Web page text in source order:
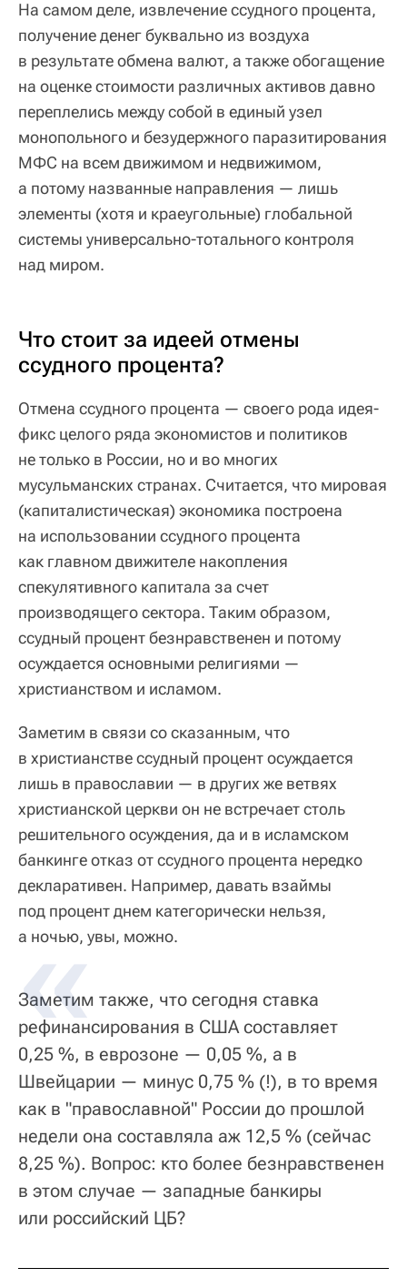
На самом деле, извлечение ссудного процента,
получение денег буквально из воздуха
в результате обмена валют, а также обогащение
на оценке стоимости различных активов давно
переплелись между собой в единый узел
монопольного и безудержного паразитирования
МФС на всем движимом и недвижимом,
а потому названные направления — лишь
элементы (хотя и краеугольные) глобальной
системы универсально-тотального контроля
над миром.
Что стоит за идеей отмены
ссудного процента?
Отмена ссудного процента — своего рода идея-
фикс целого ряда экономистов и политиков
не только в России, но и во многих
мусульманских странах. Считается, что мировая
(капиталистическая) экономика построена
на использовании ссудного процента
как главном движителе накопления
спекулятивного капитала за счет
производящего сектора. Таким образом,
ссудный процент безнравственен и потому
осуждается основными религиями —
христианством и исламом.
Заметим в связи со сказанным, что
в христианстве ссудный процент осуждается
лишь в православии — в других же ветвях
христианской церкви он не встречает столь
решительного осуждения, да и в исламском
банкинге отказ от ссудного процента нередко
декларативен. Например, давать взаймы
под процент днем категорически нельзя,
а ночью, увы, можно.
Заметим также, что сегодня ставка
рефинансирования в США составляет
0,25 %, в еврозоне — 0,05 %, а в
Швейцарии — минус 0,75 % (!), в то время
как в "православной" России до прошлой
недели она составляла аж 12,5 % (сейчас
8,25 %). Вопрос: кто более безнравственен
в этом случае — западные банкиры
или российский ЦБ?